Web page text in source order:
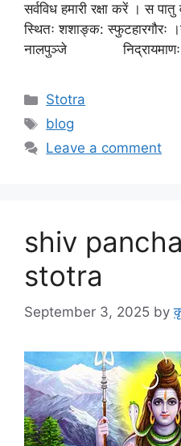
सर्वविध हमारी रक्षा करें ।
स्थितः शशाङ्क: स्फुटहारगौरः
नालपुञ्जे निद्रायमाणः
Stotra
blog
Leave a comment
shiv
stotra
September 3, 2025 by